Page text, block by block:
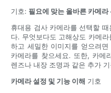
기호: 필요에 맞는 올바른 카메라
휴대용 검사 카메라를 선택할
다. 무엇보다도 고해상도 카메
하고 세밀한 이미지를 얻으려
카메라를 찾으세요. 또한, 카메
렌즈나 내장 조명과 같은 추가
카메라 설정 및 기능 이해 기호